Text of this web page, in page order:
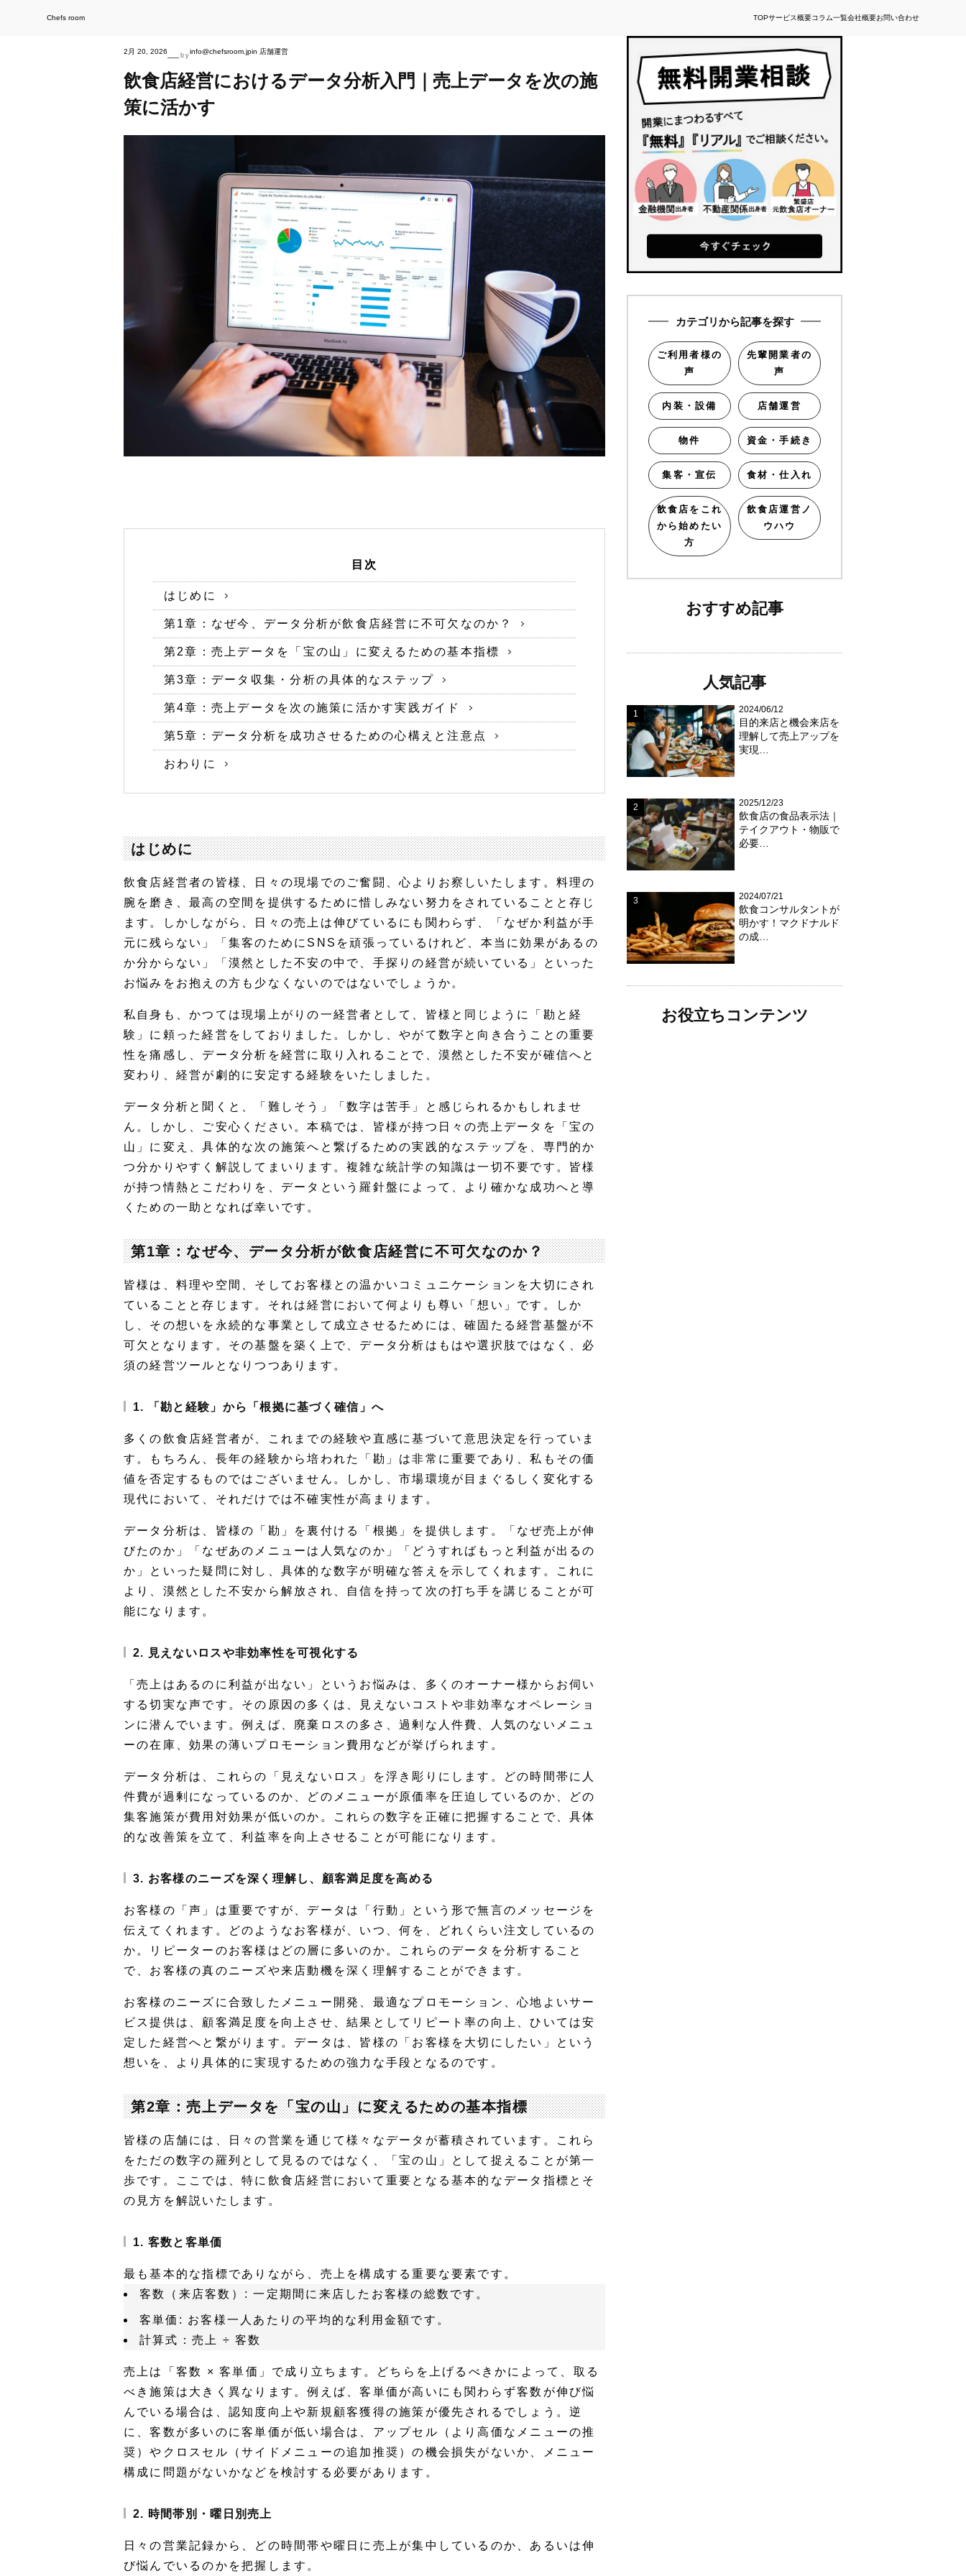
Chefs room TOPサービス概要コラム一覧会社概要お問い合わせ
2月 20, 2026—byinfo@chefsroom.jpin 店舗運営
飲食店経営におけるデータ分析入門｜売上データを次の施
策に活かす
目次
はじめに
第1章：なぜ今、データ分析が飲食店経営に不可欠なのか？
第2章：売上データを「宝の山」に変えるための基本指標
第3章：データ収集・分析の具体的なステップ
第4章：売上データを次の施策に活かす実践ガイド
第5章：データ分析を成功させるための心構えと注意点
おわりに
はじめに
飲食店経営者の皆様、日々の現場でのご奮闘、心よりお察しいたします。料理の
腕を磨き、最高の空間を提供するために惜しみない努力をされていることと存じ
ます。しかしながら、日々の売上は伸びているにも関わらず、「なぜか利益が手
元に残らない」「集客のためにSNSを頑張っているけれど、本当に効果があるの
か分からない」「漠然とした不安の中で、手探りの経営が続いている」といった
お悩みをお抱えの方も少なくないのではないでしょうか。
私自身も、かつては現場上がりの一経営者として、皆様と同じように「勘と経
験」に頼った経営をしておりました。しかし、やがて数字と向き合うことの重要
性を痛感し、データ分析を経営に取り入れることで、漠然とした不安が確信へと
変わり、経営が劇的に安定する経験をいたしました。
データ分析と聞くと、「難しそう」「数字は苦手」と感じられるかもしれませ
ん。しかし、ご安心ください。本稿では、皆様が持つ日々の売上データを「宝の
山」に変え、具体的な次の施策へと繋げるための実践的なステップを、専門的か
つ分かりやすく解説してまいります。複雑な統計学の知識は一切不要です。皆様
が持つ情熱とこだわりを、データという羅針盤によって、より確かな成功へと導
くための一助となれば幸いです。
第1章：なぜ今、データ分析が飲食店経営に不可欠なのか？
皆様は、料理や空間、そしてお客様との温かいコミュニケーションを大切にされ
ていることと存じます。それは経営において何よりも尊い「想い」です。しか
し、その想いを永続的な事業として成立させるためには、確固たる経営基盤が不
可欠となります。その基盤を築く上で、データ分析はもはや選択肢ではなく、必
須の経営ツールとなりつつあります。
1. 「勘と経験」から「根拠に基づく確信」へ
多くの飲食店経営者が、これまでの経験や直感に基づいて意思決定を行っていま
す。もちろん、長年の経験から培われた「勘」は非常に重要であり、私もその価
値を否定するものではございません。しかし、市場環境が目まぐるしく変化する
現代において、それだけでは不確実性が高まります。
データ分析は、皆様の「勘」を裏付ける「根拠」を提供します。「なぜ売上が伸
びたのか」「なぜあのメニューは人気なのか」「どうすればもっと利益が出るの
か」といった疑問に対し、具体的な数字が明確な答えを示してくれます。これに
より、漠然とした不安から解放され、自信を持って次の打ち手を講じることが可
能になります。
2. 見えないロスや非効率性を可視化する
「売上はあるのに利益が出ない」というお悩みは、多くのオーナー様からお伺い
する切実な声です。その原因の多くは、見えないコストや非効率なオペレーショ
ンに潜んでいます。例えば、廃棄ロスの多さ、過剰な人件費、人気のないメニュ
ーの在庫、効果の薄いプロモーション費用などが挙げられます。
データ分析は、これらの「見えないロス」を浮き彫りにします。どの時間帯に人
件費が過剰になっているのか、どのメニューが原価率を圧迫しているのか、どの
集客施策が費用対効果が低いのか。これらの数字を正確に把握することで、具体
的な改善策を立て、利益率を向上させることが可能になります。
3. お客様のニーズを深く理解し、顧客満足度を高める
お客様の「声」は重要ですが、データは「行動」という形で無言のメッセージを
伝えてくれます。どのようなお客様が、いつ、何を、どれくらい注文しているの
か。リピーターのお客様はどの層に多いのか。これらのデータを分析すること
で、お客様の真のニーズや来店動機を深く理解することができます。
お客様のニーズに合致したメニュー開発、最適なプロモーション、心地よいサー
ビス提供は、顧客満足度を向上させ、結果としてリピート率の向上、ひいては安
定した経営へと繋がります。データは、皆様の「お客様を大切にしたい」という
想いを、より具体的に実現するための強力な手段となるのです。
第2章：売上データを「宝の山」に変えるための基本指標
皆様の店舗には、日々の営業を通じて様々なデータが蓄積されています。これら
をただの数字の羅列として見るのではなく、「宝の山」として捉えることが第一
歩です。ここでは、特に飲食店経営において重要となる基本的なデータ指標とそ
の見方を解説いたします。
1. 客数と客単価
最も基本的な指標でありながら、売上を構成する重要な要素です。
客数（来店客数）: 一定期間に来店したお客様の総数です。
客単価: お客様一人あたりの平均的な利用金額です。
計算式：売上 ÷ 客数
売上は「客数 × 客単価」で成り立ちます。どちらを上げるべきかによって、取る
べき施策は大きく異なります。例えば、客単価が高いにも関わらず客数が伸び悩
んでいる場合は、認知度向上や新規顧客獲得の施策が優先されるでしょう。逆
に、客数が多いのに客単価が低い場合は、アップセル（より高価なメニューの推
奨）やクロスセル（サイドメニューの追加推奨）の機会損失がないか、メニュー
構成に問題がないかなどを検討する必要があります。
2. 時間帯別・曜日別売上
日々の営業記録から、どの時間帯や曜日に売上が集中しているのか、あるいは伸
び悩んでいるのかを把握します。
カテゴリから記事を探す
ご利用者様の
声
先輩開業者の
声
内装・設備 店舗運営
物件 資金・手続き
集客・宣伝 食材・仕入れ
飲食店をこれ
から始めたい
方
飲食店運営ノ
ウハウ
おすすめ記事
人気記事
2024/06/12
目的来店と機会来店を
理解して売上アップを
実現…
2025/12/23
飲食店の食品表示法｜
テイクアウト・物販で
必要…
2024/07/21
飲食コンサルタントが
明かす！マクドナルド
の成…
お役立ちコンテンツ